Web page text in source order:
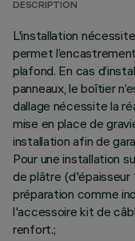
DESCRIPTION
L'installation
permet
plafond. En cas
panneaux, le boîtier
dallage nécessite la
mise en place de
installation afin de
Pour une installation
de plâtre (d'épaisseur
préparation comme
l'accessoire kit de
renfort.;